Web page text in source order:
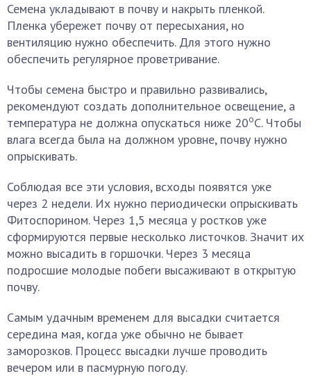
Семена укладывают в почву и накрыть пленкой.
Пленка убережет почву от пересыхания, но
вентиляцию нужно обеспечить. Для этого нужно
обеспечить регулярное проветривание.
Чтобы семена быстро и правильно развивались,
рекомендуют создать дополнительное освещение, а
температура не должна опускаться ниже 20оС. Чтобы
влага всегда была на должном уровне, почву нужно
опрыскивать.
Соблюдая все эти условия, всходы появятся уже
через 2 недели. Их нужно периодически опрыскивать
Фитоспорином. Через 1,5 месяца у ростков уже
сформируются первые несколько листочков. Значит их
можно высадить в горшочки. Через 3 месяца
подросшие молодые побеги высаживают в открытую
почву.
Самым удачным временем для высадки считается
середина мая, когда уже обычно не бывает
заморозков. Процесс высадки лучше проводить
вечером или в пасмурную погоду.